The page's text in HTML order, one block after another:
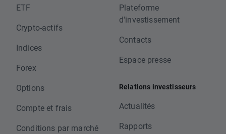
ETF
Crypto-actifs
Indices
Forex
Options
Compte et frais
Conditions par marché
Plateforme
d'investissement
Contacts
Espace presse
Relations investisseurs
Actualités
Rapports